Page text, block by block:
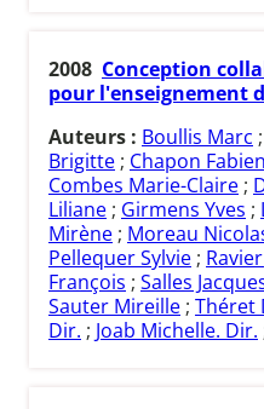
2008 Conception
pour l'enseignement
Auteurs : Boullis Marc ;
Brigitte ; Chapon Fabien
Combes Marie-Claire ;
Liliane ; Girmens Yves ;
Mirène ; Moreau
Pellequer Sylvie ;
François ; Salles
Sauter Mireille ; Théret
Dir. ; Joab Michelle. Dir.